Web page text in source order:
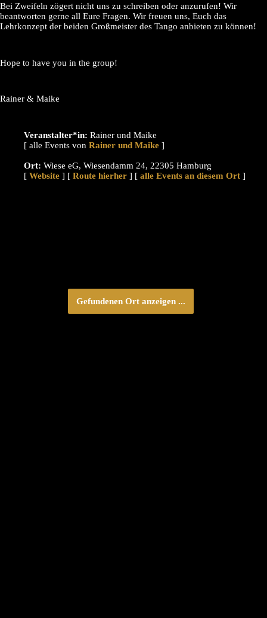
Bei Zweifeln zögert nicht uns zu schreiben oder anzurufen! Wir
beantworten gerne all Eure Fragen. Wir freuen uns, Euch das
Lehrkonzept der beiden Großmeister des Tango anbieten zu können!
Hope to have you in the group!
Rainer & Maike
Veranstalter*in: Rainer und Maike
[ alle Events von
]
Ort: Wiese eG, Wiesendamm 24, 22305 Hamburg
[ Website ] [ Route hierher ] [ alle Events an diesem Ort ]